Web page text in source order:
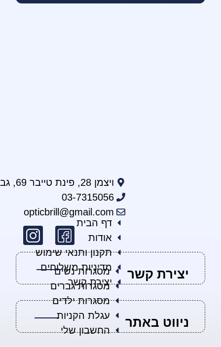
יצירת קשר
ויצמן 28‏, פינת טייבר 69, גבעתיים
03-7315056
opticbrill@gmail.com
ניווט באתר
דף הבית
אודות
תקנון ותנאי שימוש
מדיניות משלוחים
יצירת קשר
מסגרות נשים
מסגרות גברים
מסגרות ילדים
עגלת הקניות
החשבון שלי